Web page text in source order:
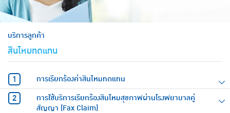
บริการลูกค้า
สินไหมทดแทน
การเรียกร้องค่าสินไหมทดแทน
การใช้บริการเรียกร้องสินไหมสุขภาพผ่านโรงพยาบาลคู่
สัญญา (Fax Claim)